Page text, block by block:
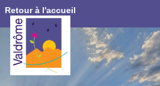
Retour à l'accueil